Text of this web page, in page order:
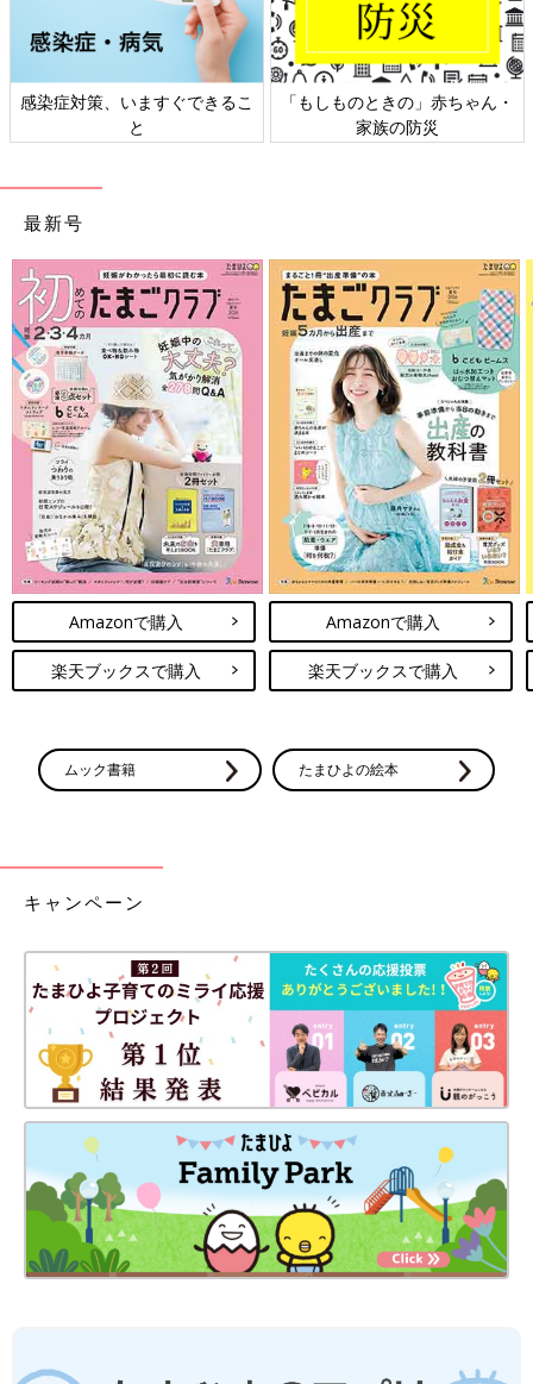
が、なんか３月生まれって、損してるように思えちゃう！
だって同い年の４月生まれさんは、３月生まれより11か月分も多
なんで支給は年度末までなの～！誕生月で区切ろうよ～！
４月生まれは早く生まれてる分お金もかかるとか、３月生まれは
っていうのは、何十年も先すぎて実感わきませんけど(笑)
第３子の考え方もね、わかりますよ、高校卒業したら働いてたり
しますもんね。もうそんなお金かかんないだろってね。それもわ
かるんですけど、たった３年後にはもう次女は第２子扱いになっ
ちゃうことに気づいて、ちょっとショック。これも年の差きょう
だいの末っ子あるあるでしょうか。
第３子はいつまでも第３子扱いにしてほしい～！
以上、私の欲望が丸出しな回でした(笑)
次回に続く。
・[10年ぶりに出産しました]記事一覧
たまひよONLINEの育児マンガ一覧はこちら
[マォ]
静岡の田舎町在住。
た末っ子の次女はもう2歳！
妊娠・育児の記録を（
インスタグラム）にて公開中。
Twitter／@maoppachi
webサイト／maoppachi
前の話
した#119]ことばの遅
次の話
婚しました
感染症対策、いますぐできるこ
と
「もしものときの」赤ちゃん・
家族の防災
最新号
Amazonで購入
楽天ブックスで購入
Amazonで購入
楽天ブックスで購入
ムック書籍 たまひよの絵本
キャンペーン